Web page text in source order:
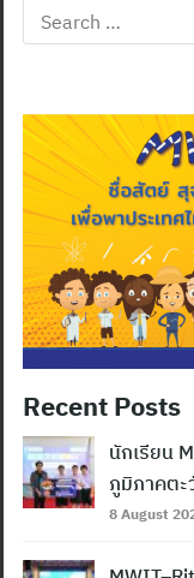
Search
for:
Recent Posts
นักเรียน
ภูมิภาคตะ
8 August